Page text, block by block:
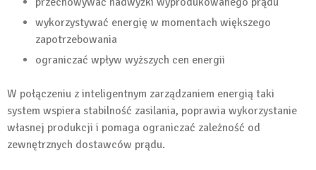
wykorzystywać energię w momentach większego
zapotrzebowania
ograniczać wpływ wyższych cen energii
W połączeniu z inteligentnym zarządzaniem energią taki
system wspiera stabilność zasilania, poprawia wykorzystanie
własnej produkcji i pomaga ograniczać zależność od
zewnętrznych dostawców prądu.